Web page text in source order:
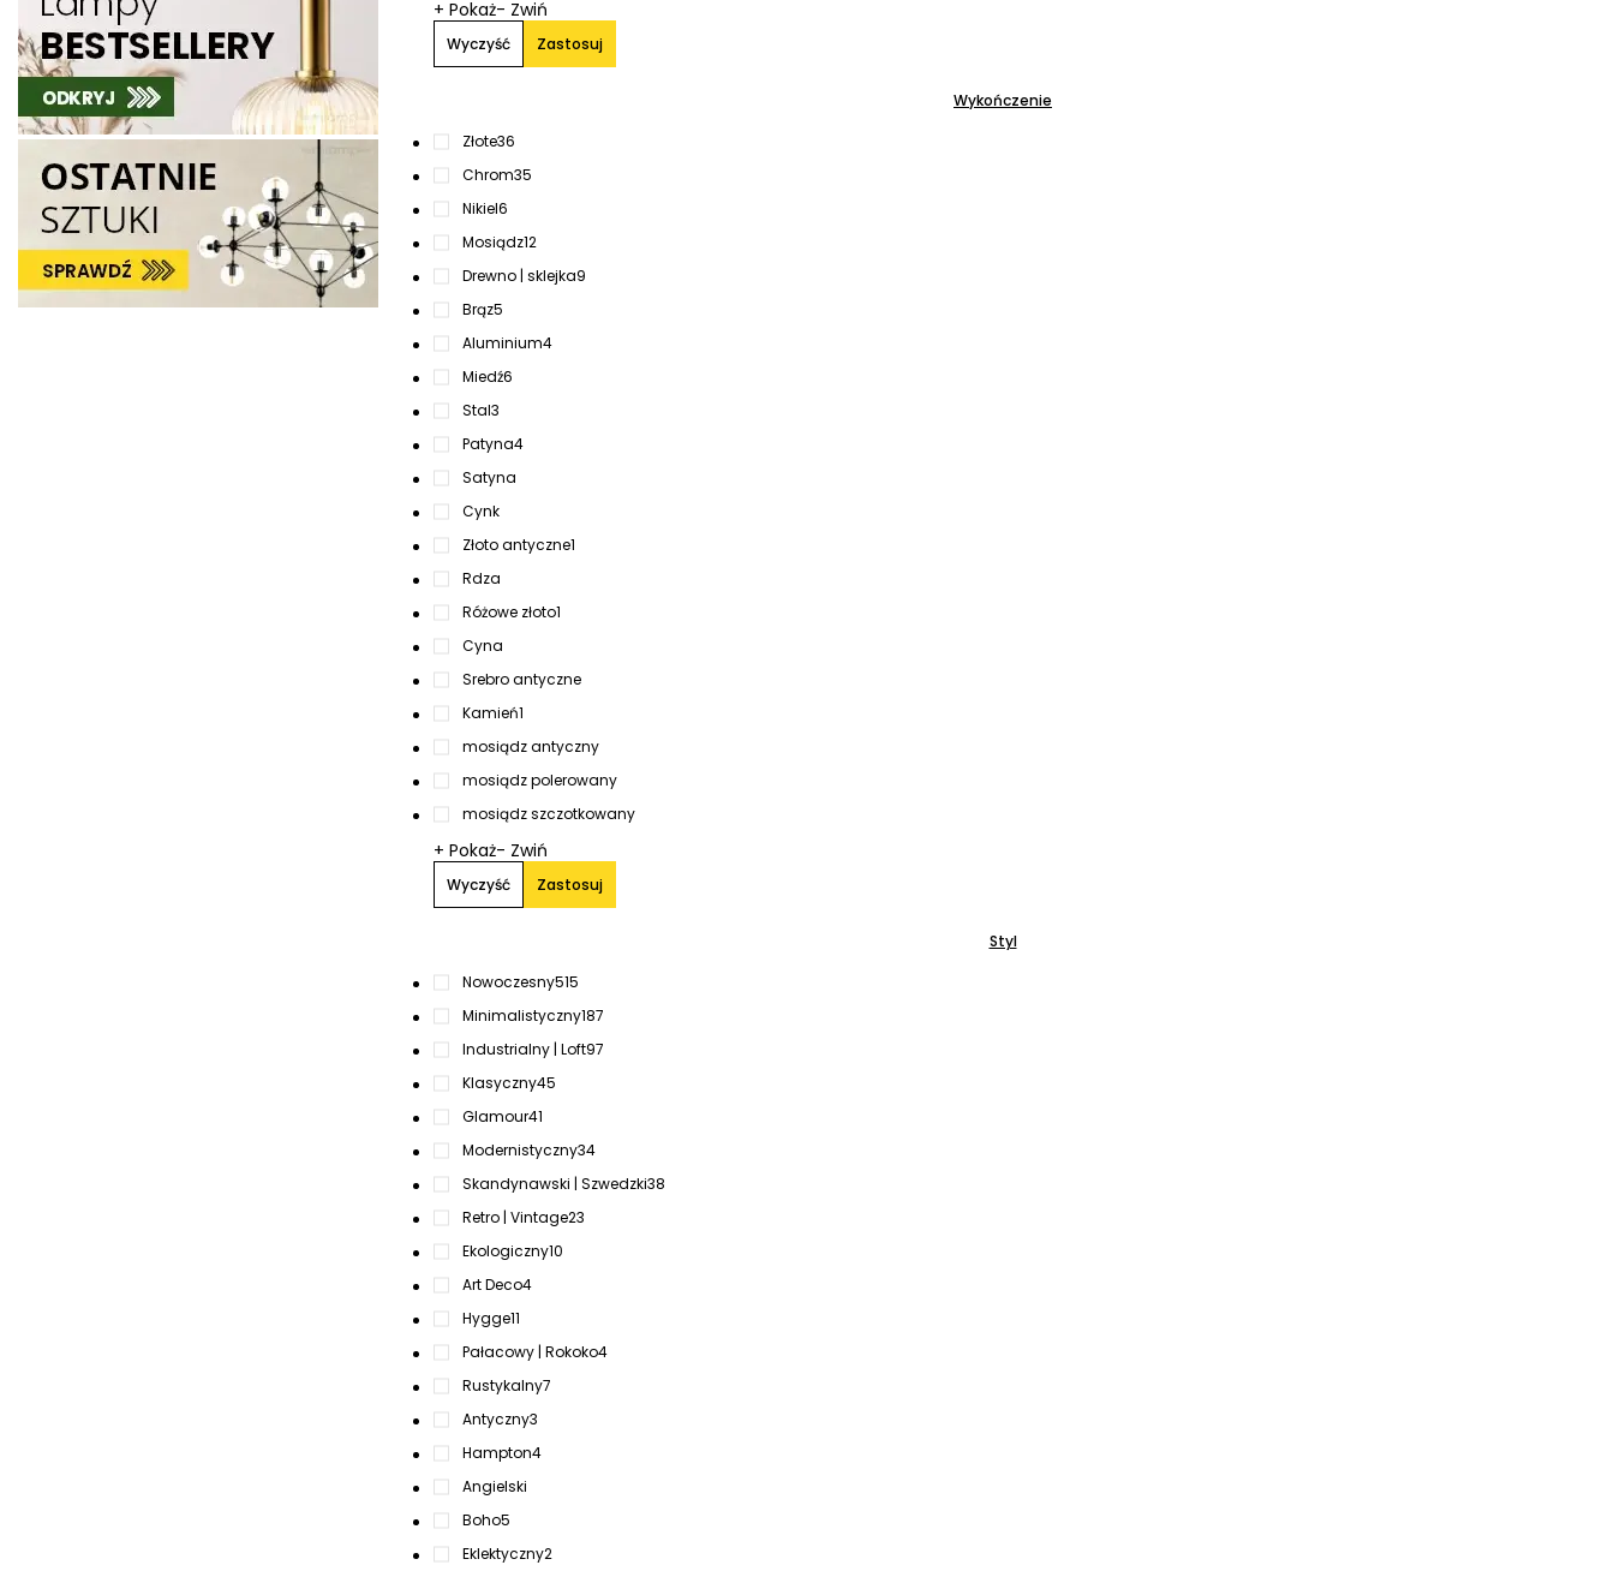
+ Pokaż- Zwiń
Wyczyść Zastosuj
Wykończenie
Złote36
Chrom35
Nikiel6
Mosiądz12
Drewno | sklejka9
Brąz5
Aluminium4
Miedź6
Stal3
Patyna4
Satyna
Cynk
Złoto antyczne1
Rdza
Różowe złoto1
Cyna
Srebro antyczne
Kamień1
mosiądz antyczny
mosiądz polerowany
mosiądz szczotkowany
+ Pokaż- Zwiń
Wyczyść Zastosuj
Styl
Nowoczesny515
Minimalistyczny187
Industrialny | Loft97
Klasyczny45
Glamour41
Modernistyczny34
Skandynawski | Szwedzki38
Retro | Vintage23
Ekologiczny10
Art Deco4
Hygge11
Pałacowy | Rokoko4
Rustykalny7
Antyczny3
Hampton4
Angielski
Boho5
Eklektyczny2